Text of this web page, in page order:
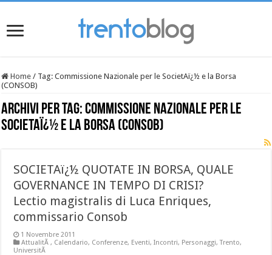
Home / Tag:Commissione Nazionale per le SocietAï¿½ e la Borsa
(CONSOB)
Archivi per tag:Commissione Nazionale per le
SocietAï¿½ e la Borsa (CONSOB)
SOCIETAï¿½ QUOTATE IN BORSA, QUALE
GOVERNANCE IN TEMPO DI CRISI?
Lectio magistralis di Luca Enriques,
commissario Consob
1 Novembre 2011
AttualitÃ, Calendario, Conferenze, Eventi,Incontri, Personaggi,Trento,
UniversitÃ